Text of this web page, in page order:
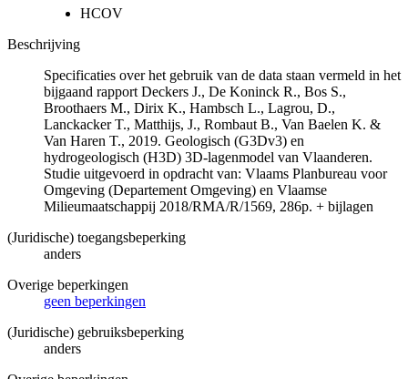
HCOV
Beschrijving
Specificaties over het gebruik van de data staan vermeld in het
bijgaand rapport Deckers J., De Koninck R., Bos S.,
Broothaers M., Dirix K., Hambsch L., Lagrou, D.,
Lanckacker T., Matthijs, J., Rombaut B., Van Baelen K. &
Van Haren T., 2019. Geologisch (G3Dv3) en
hydrogeologisch (H3D) 3D-lagenmodel van Vlaanderen.
Studie uitgevoerd in opdracht van: Vlaams Planbureau voor
Omgeving (Departement Omgeving) en Vlaamse
Milieumaatschappij 2018/RMA/R/1569, 286p. + bijlagen
(Juridische) toegangsbeperking
anders
Overige beperkingen
geen beperkingen
(Juridische) gebruiksbeperking
anders